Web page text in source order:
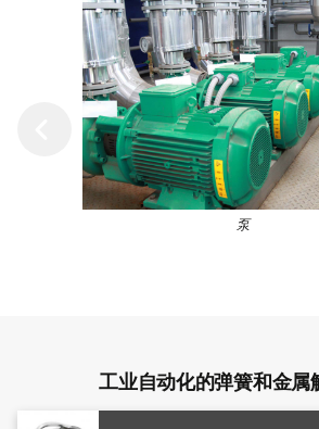
泵
工业自动化的弹簧和金属